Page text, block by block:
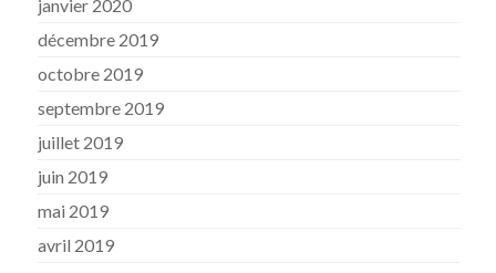
janvier 2020
décembre 2019
octobre 2019
septembre 2019
juillet 2019
juin 2019
mai 2019
avril 2019